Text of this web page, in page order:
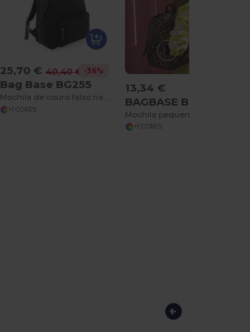
25,70 € 40,40 € -36%
Bag Base BG255
+1 CORES
13,34 €
BAGBASE BG195S
+1 CORES